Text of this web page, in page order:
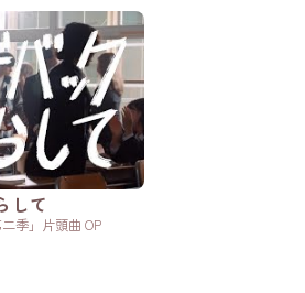
して
季」片頭曲 OP